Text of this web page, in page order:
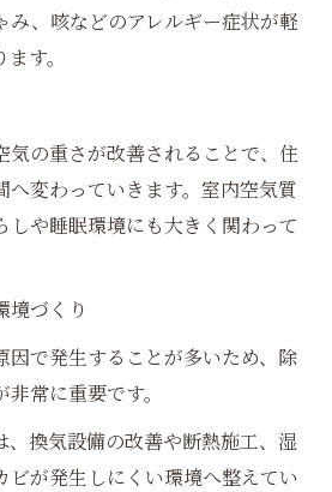
み、咳などのアレルギー症状が軽
す。
気の重さが改善されることで、住
へ変わっていきます。室内空気質
しや睡眠環境にも大きく関わって
境づくり
因で発生することが多いため、除
常に重要です。
、換気設備の改善や断熱施工、湿
ビが発生しにくい環境へ整えてい